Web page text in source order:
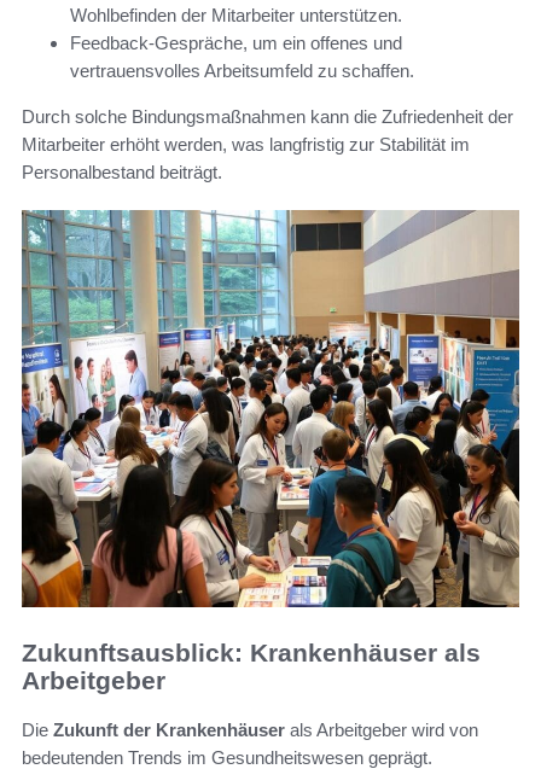
Wohlbefinden der Mitarbeiter unterstützen.
Feedback-Gespräche, um ein offenes und
vertrauensvolles Arbeitsumfeld zu schaffen.
Durch solche Bindungsmaßnahmen kann die Zufriedenheit der
Mitarbeiter erhöht werden, was langfristig zur Stabilität im
Personalbestand beiträgt.
Zukunftsausblick: Krankenhäuser als
Arbeitgeber
Die Zukunft der Krankenhäuser als Arbeitgeber wird von
bedeutenden Trends im Gesundheitswesen geprägt.